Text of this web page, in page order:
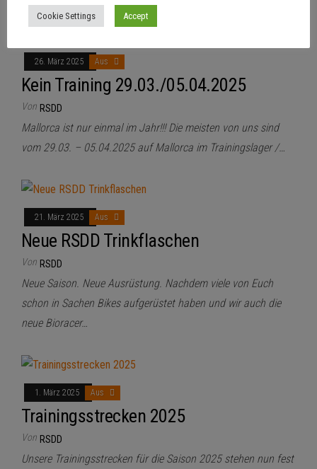
26. März 2025 Aus
Kein Training 29.03./05.04.2025
Von RSDD
Mallorca ist nur einmal im Jahr!!! Die meisten von uns sind
vom 29.03. – 05.04.2025 auf Mallorca im Trainingslager /…
21. März 2025 Aus
Neue RSDD Trinkflaschen
Von RSDD
Neue Saison. Neue Ausrüstung. Nachdem viele von Euch
schon in Sachen Bikes aufgerüstet haben und wir auch die
neue Bioracer…
1. März 2025 Aus
Trainingsstrecken 2025
Von RSDD
Unsere Trainingsstrecken für die Saison 2025 stehen nun fest
Cookie Settings Accept